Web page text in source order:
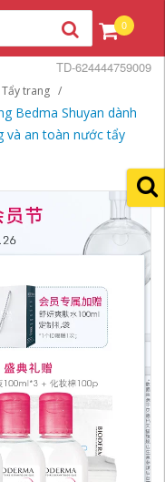
0
Tẩy trang
Bedma Shuyan dành
và an toàn nước tẩy
TD-624444759009